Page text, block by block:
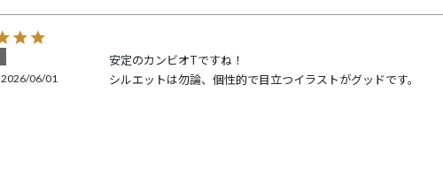
2026/06/01
安定のカンビオTですね！
シルエットは勿論、個性的で目立つイラストがグッドです。